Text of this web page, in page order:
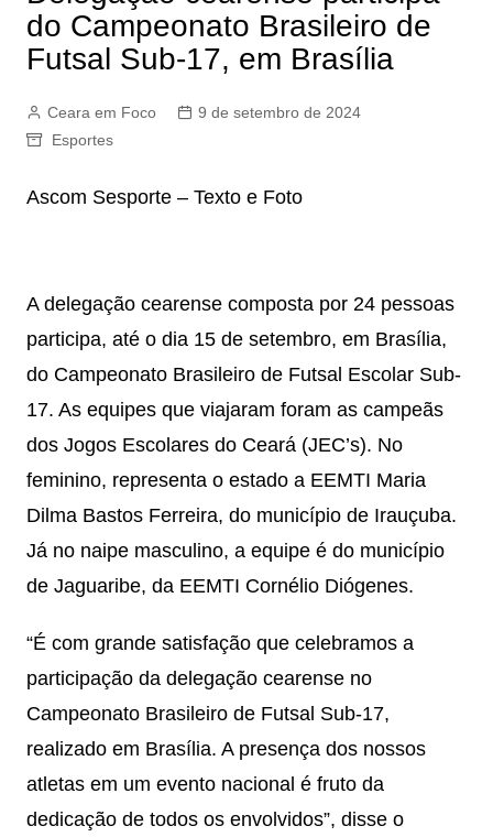
do Campeonato Brasileiro de
Futsal Sub-17, em Brasília
Ceara em Foco
9 de setembro de 2024
Esportes
Ascom Sesporte – Texto e Foto
A delegação cearense composta por 24 pessoas
participa, até o dia 15 de setembro, em Brasília,
do Campeonato Brasileiro de Futsal Escolar Sub-
17. As equipes que viajaram foram as campeãs
dos Jogos Escolares do Ceará (JEC’s). No
feminino, representa o estado a EEMTI Maria
Dilma Bastos Ferreira, do município de Irauçuba.
Já no naipe masculino, a equipe é do município
de Jaguaribe, da EEMTI Cornélio Diógenes.
“É com grande satisfação que celebramos a
participação da delegação cearense no
Campeonato Brasileiro de Futsal Sub-17,
realizado em Brasília. A presença dos nossos
atletas em um evento nacional é fruto da
dedicação de todos os envolvidos”, disse o